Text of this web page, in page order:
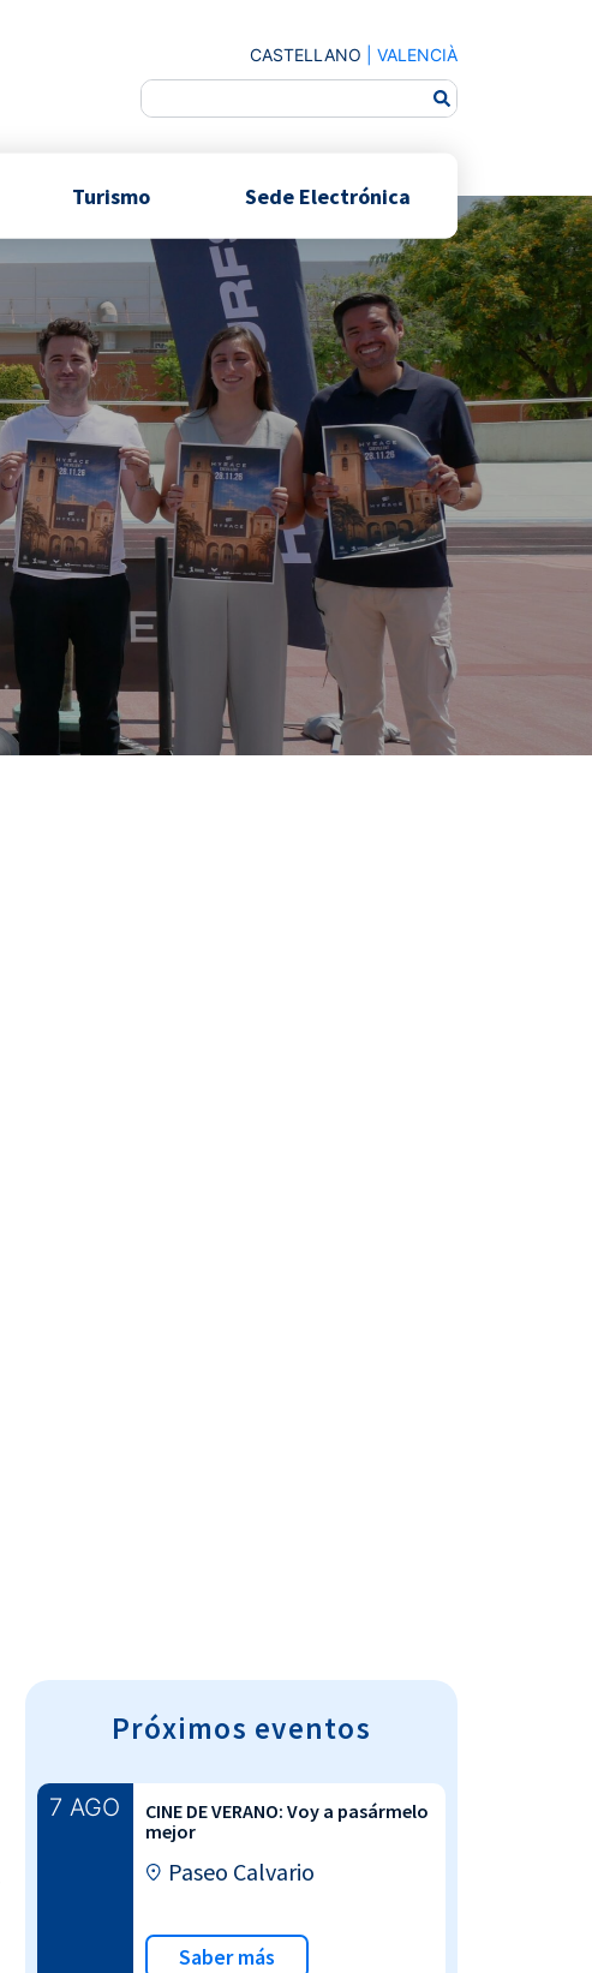
CASTELLANO VALENCIÀ
Turismo Sede Electrónica
Próximos eventos
7 AGO
CINE DE VERANO: Voy a pasármelo
mejor
Paseo Calvario
Saber más